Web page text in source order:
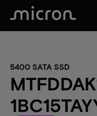
5400 SATA SSD